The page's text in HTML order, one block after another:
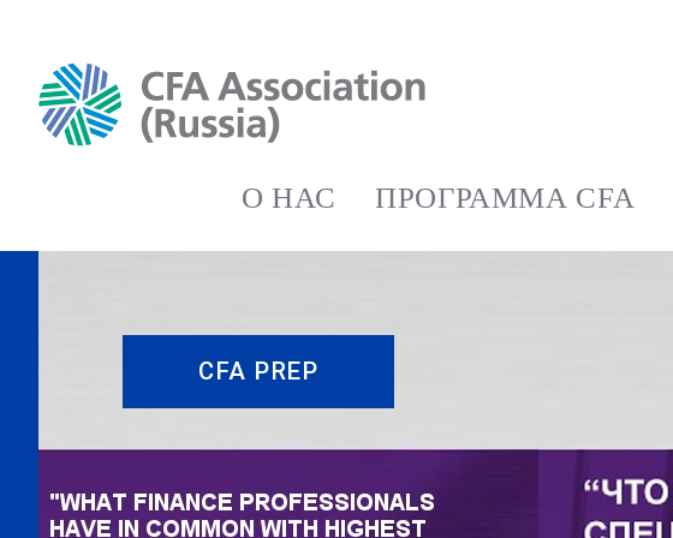
О НАС ПРОГРАММА CFA
CFA PREP